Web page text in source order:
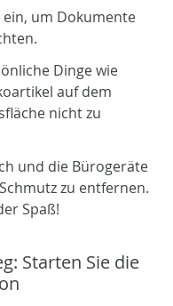
ein, um Dokumente
Dinge wie
auf dem
nicht zu
und die Bürogeräte
zu entfernen.
Spaß!
Starten Sie die